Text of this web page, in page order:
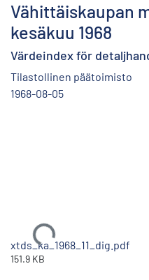
Vähittäiskaupan
kesäkuu 1968
Värdeindex för
Tilastollinen päätoimisto
1968-08-05
Ladataan...
xtds_ka_1968_11_dig.pdf
151.9 KB